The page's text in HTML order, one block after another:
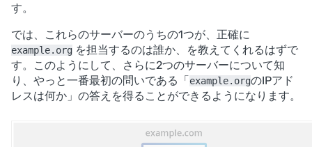
す。
では、これらのサーバーのうちの1つが、正確に
example.org を担当するのは誰か、を教えてくれるはずで
す。このようにして、さらに2つのサーバーについて知
り、やっと一番最初の問いである「example.orgのIPアド
レスは何か」の答えを得ることができるようになります。